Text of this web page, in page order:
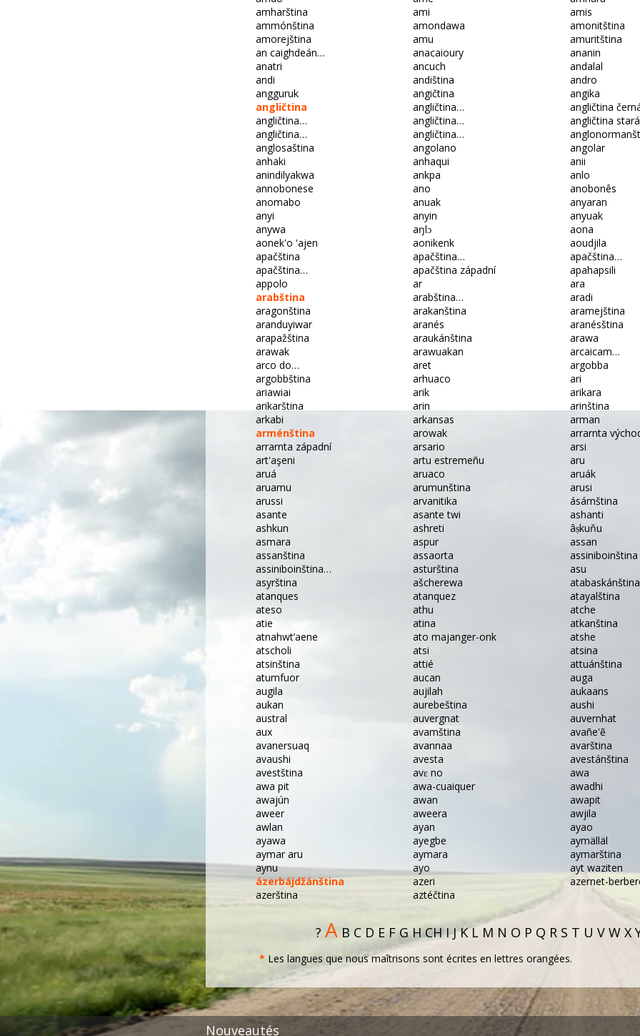
amharština
ami
amis
ammónština
amondawa
amonitština
amorejština
amu
amuritština
an caighdeán…
anacaioury
ananin
anatri
ancuch
andalal
andi
andiština
andro
angguruk
angičtina
angika
angličtina
angličtina…
angličtina
angličtina…
angličtina…
angličtina stará
angličtina…
angličtina…
anglosaština
angolano
angolar
anhaki
anhaqui
anii
anindilyakwa
ankpa
anlo
annobonese
ano
anobonês
anomabo
anuak
anyaran
anyi
anyin
anyuak
anywa
aŋlɔ
aona
aonek'o 'ajen
aonikenk
aoudjila
apačština
apačština…
apačština…
apačština…
apačština západní
apahapsili
appolo
ar
ara
arabština
arabština…
aradi
aragonština
arakanština
aramejština
aranduyiwar
aranés
aranésština
arapažština
araukánština
arawa
arawak
arawuakan
arcaicam…
arco do…
aret
argobba
argobbština
arhuaco
ari
ariawiai
arik
arikara
arikarština
arin
arinština
arkabi
arkansas
arman
arménština
arowak
arrarnta
arrarnta západní
arsario
arsi
art'aşeni
artu estremeñu
aru
aruá
aruaco
aruák
aruamu
arumunština
arusi
arussi
arvanitika
ásámština
asante
asante twi
ashanti
ashkun
ashreti
âṣkuňu
asmara
aspur
assan
assanština
assaorta
assiniboinština
assiniboinština…
asturština
asu
asyrština
ašcherewa
atanques
atanquez
atayalština
ateso
athu
atche
atie
atina
atkanština
atnahwt’aene
ato majanger-onk
atshe
atscholi
atsi
atsina
atsinština
attié
attuánština
atumfuor
aucan
auga
augila
aujilah
aukaans
aukan
aurebeština
aushi
austral
auvergnat
auvernhat
aux
avamština
avañe'ẽ
avanersuaq
avannaa
avarština
avaushi
avesta
avestánština
avestština
avɛ no
awa
awa pit
awa-cuaiquer
awadhi
awajún
awan
awapit
aweer
aweera
awjila
awlan
ayan
ayao
ayawa
ayegbe
aymälläl
aymar aru
aymara
aymarština
aynu
ayo
ayt waziten
ázerbájdžánština
azeri
azernet-
azerština
aztéčtina
? A B C D E F G H CH I J K L M N O P Q R S T U V W X
* Les langues que nous maîtrisons sont écrites en lettres orangées.
Nouveautés